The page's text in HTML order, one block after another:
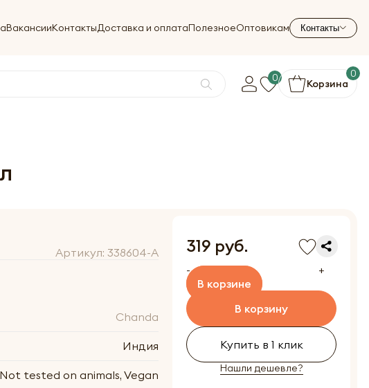
ВакансииКонтактыДоставка и оплатаПолезноеОптовикам Контакты
0 Корзина
0
Артикул:338604-A
Chanda
Индия
Not tested on animals, Vegan
319 руб.
-
+
В корзине
В корзину
Купить в 1 клик
Нашли дешевле?